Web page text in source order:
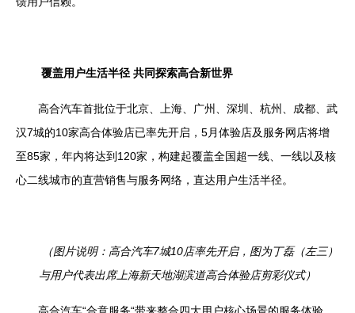
覆盖用户生活半径 共同探索高合新世界
高合汽车首批位于北京、上海、广州、深圳、杭州、成都、武
汉7城的10家高合体验店已率先开启，5月体验店及服务网店将增
至85家，年内将达到 120家，构建起覆盖全国超一线、一线以及核
心二线城市的直营销售与服务网络，直达用户生活半径。
（图片说明：高合汽车7城10店率先开启，图为丁磊（左三）
与用户代表出席上海新天地湖滨道高合体验店剪彩仪式）